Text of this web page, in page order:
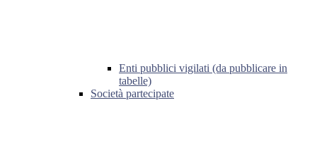
Enti pubblici vigilati (da pubblicare in
tabelle)
Società partecipate